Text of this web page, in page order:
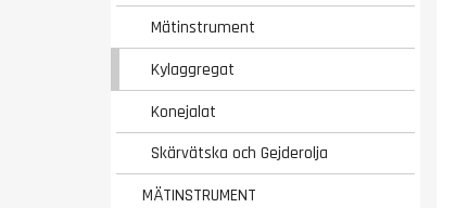
Mätinstrument
Kylaggregat
Konejalat
Skärvätska och Gejderolja
MÄTINSTRUMENT